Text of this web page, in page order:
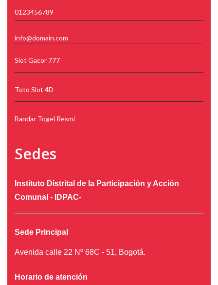
0123456789
info@domain.com
Slot Gacor 777
Toto Slot 4D
Bandar Togel Resmi
Sedes
Instituto Distrital de la Participación y Acción
Comunal - IDPAC-
Sede Principal
Avenida calle 22 Nº 68C - 51, Bogotá.
Horario de atención